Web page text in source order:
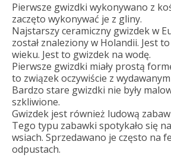
Pierwsze gwizdki wykonywano z
zaczęto wykonywać je z gliny.
Najstarszy ceramiczny gwizdek w
został znaleziony w Holandii. Jest
wieku. Jest to gwizdek na wodę.
Pierwsze gwizdki miały prostą
to związek oczywiście z
Bardzo stare gwizdki nie były
szkliwione.
Gwizdek jest również ludową
Tego typu zabawki spotykało się
wsiach. Sprzedawano je często na
odpustach.